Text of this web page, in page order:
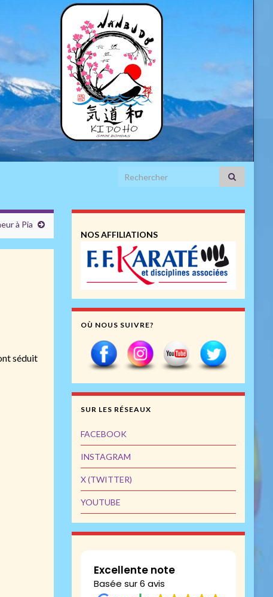
Search for:
à Pia
séduit
NOS AFFILIATIONS
OÙ NOUS SUIVRE?
SUR LES RÉSEAUX
FACEBOOK
INSTAGRAM
X (TWITTER)
YOUTUBE
Excellente note
Basée sur 6 avis